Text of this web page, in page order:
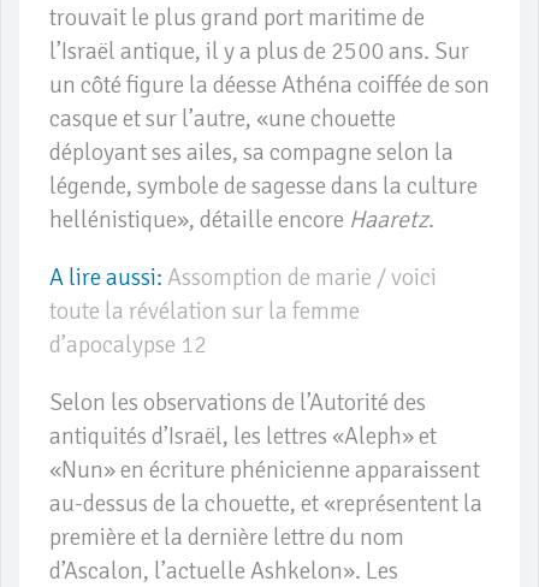
trouvait le plus grand port maritime de
l’Israël antique, il y a plus de 2500 ans. Sur
un côté figure la déesse Athéna coiffée de son
casque et sur l’autre, «une chouette
déployant ses ailes, sa compagne selon la
légende, symbole de sagesse dans la culture
hellénistique», détaille encore Haaretz.
A lire aussi: Assomption de marie / voici
toute la révélation sur la femme
d’apocalypse 12
Selon les observations de l’Autorité des
antiquités d’Israël, les lettres «Aleph» et
«Nun» en écriture phénicienne apparaissent
au-dessus de la chouette, et «représentent la
première et la dernière lettre du nom
d’Ascalon, l’actuelle Ashkelon». Les